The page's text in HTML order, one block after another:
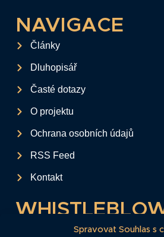
Spravovat Souhlas s
NAVIGACE
Články
Dluhopisář
Časté dotazy
O projektu
Ochrana osobních údajů
RSS Feed
Kontakt
Tento formulář slouží k